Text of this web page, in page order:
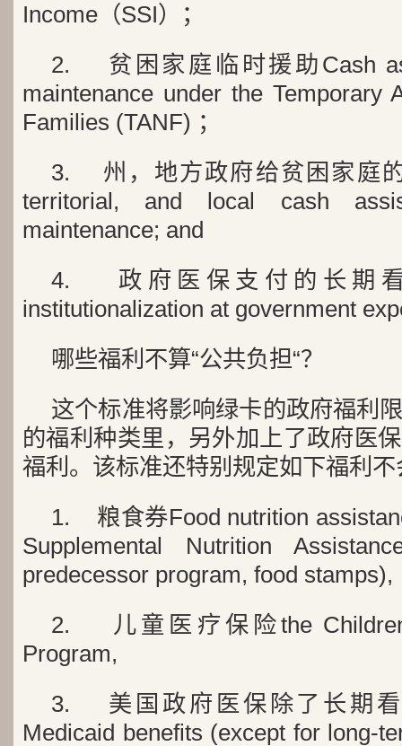
Income（SSI）；
2. 贫困家庭临时援助Cash
maintenance under the Temporary
Families (TANF) ；
3. 州，地方政府给贫困家庭的
territorial, and local cash
maintenance; and
4. 政府医保支付的长期看
institutionalization at government
哪些福利不算“公共负担“？
这个标准将影响绿卡的政府福利
的福利种类里，另外加上了政府医
福利。该标准还特别规定如下福利
1. 粮食券Food nutrition
Supplemental Nutrition
predecessor program, food stamps),
2. 儿童医疗保险the
Program,
3. 美国政府医保除了长期看
Medicaid benefits (except for long-